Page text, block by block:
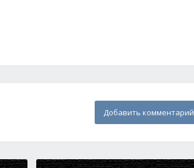
Добавить комментарий